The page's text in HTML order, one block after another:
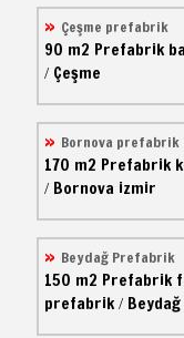
Çeşme prefabrik
90 m2 Prefabrik
/ Çeşme
Bornova prefabrik
170 m2 Prefabrik
/ Bornova izmir
Beydağ Prefabrik
150 m2 Prefabrik
prefabrik/